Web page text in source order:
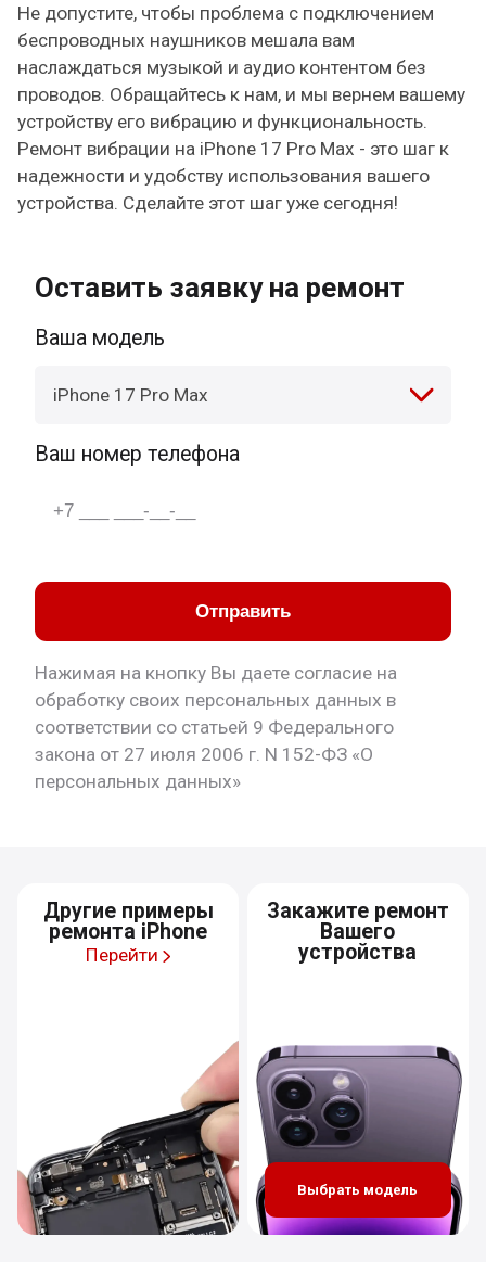
Не допустите, чтобы проблема с подключением
беспроводных наушников мешала вам
наслаждаться музыкой и аудио контентом без
проводов. Обращайтесь к нам, и мы вернем вашему
устройству его вибрацию и функциональность.
Ремонт вибрации на iPhone 17 Pro Max - это шаг к
надежности и удобству использования вашего
устройства. Сделайте этот шаг уже сегодня!
Оставить заявку на ремонт
Ваша модель
iPhone 17 Pro Max
Ваш номер телефона
Отправить
Нажимая на кнопку Вы даете согласие на
обработку своих персональных данных в
соответствии со статьей 9 Федерального
закона от 27 июля 2006 г. N 152-ФЗ «О
персональных данных»
Другие примеры
ремонта iPhone
Перейти
Закажите ремонт
Вашего
устройства
Выбрать модель